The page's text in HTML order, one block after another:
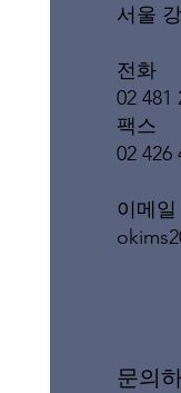
서울
전화
02 481
팩스
02 426
이메일
문의